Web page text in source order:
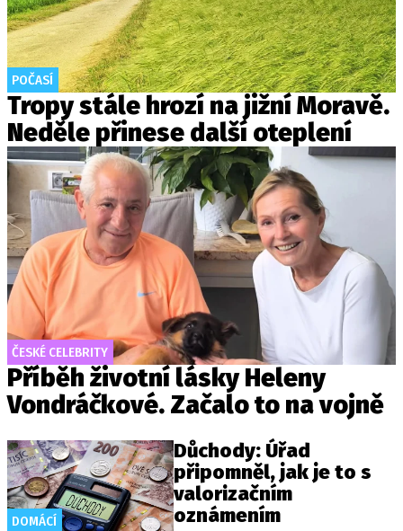
POČASÍ
Tropy stále hrozí na jižní Moravě.
Neděle přinese další oteplení
ČESKÉ CELEBRITY
Příběh životní lásky Heleny
Vondráčkové. Začalo to na vojně
DOMÁCÍ
Důchody: Úřad
připomněl, jak je to s
valorizačním
oznámením